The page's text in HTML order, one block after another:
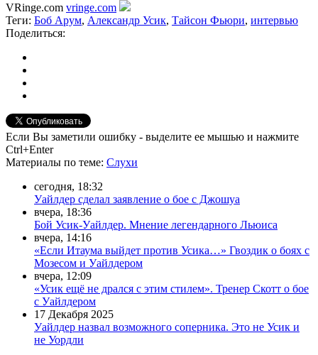
VRinge.com vringe.com
Теги: Боб Арум, Александр Усик, Тайсон Фьюри, интервью
Поделиться:
Если Вы заметили ошибку - выделите ее мышью и нажмите
Ctrl+Enter
Материалы по теме: Слухи
сегодня, 18:32
Уайлдер сделал заявление о бое с Джошуа
вчера, 18:36
Бой Усик-Уайлдер. Мнение легендарного Льюиса
вчера, 14:16
«Если Итаума выйдет против Усика…» Гвоздик о боях с
Мозесом и Уайлдером
вчера, 12:09
«Усик ещё не дрался с этим стилем». Тренер Скотт о бое
с Уайлдером
17 Декабря 2025
Уайлдер назвал возможного соперника. Это не Усик и
не Уордли